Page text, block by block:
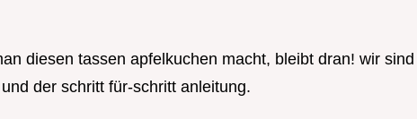
diesen tassen apfelkuchen macht, bleibt dran! wir sind
der schritt für-schritt anleitung.